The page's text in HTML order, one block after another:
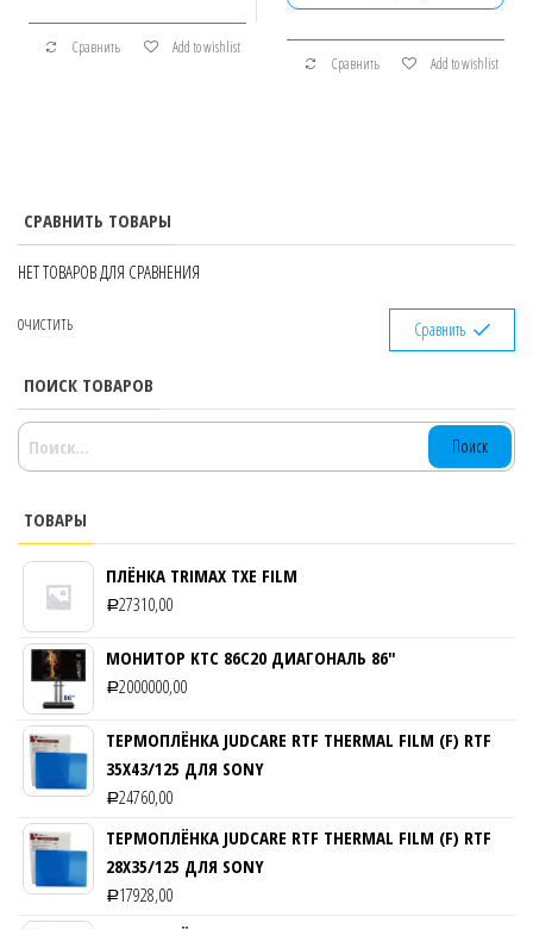
Сравнить Add to wishlist
Сравнить Add to wishlist
СРАВНИТЬ ТОВАРЫ
НЕТ ТОВАРОВ ДЛЯ СРАВНЕНИЯ
ОЧИСТИТЬ Сравнить
ПОИСК ТОВАРОВ
НАЙТИ:
ТОВАРЫ
ПЛЁНКА TRIMAX TXE FILM
Р27310,00
МОНИТОР KTC 86C20 ДИАГОНАЛЬ 86″
Р2000000,00
ТЕРМОПЛЁНКА JUDCARE RTF THERMAL FILM (F) RTF
35Х43/125 ДЛЯ SONY
Р24760,00
ТЕРМОПЛЁНКА JUDCARE RTF THERMAL FILM (F) RTF
28Х35/125 ДЛЯ SONY
Р17928,00